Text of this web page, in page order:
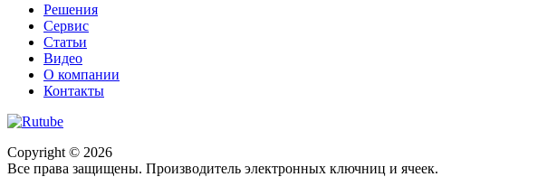
Решения
Сервис
Статьи
Видео
О компании
Контакты
Copyright © 2026
Все права защищены. Производитель электронных ключниц и ячеек.